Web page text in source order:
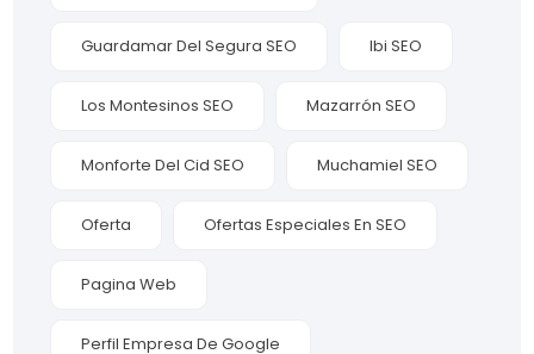
Guardamar Del Segura SEO Ibi SEO
Los Montesinos SEO Mazarrón SEO
Monforte Del Cid SEO Muchamiel SEO
Oferta Ofertas Especiales En SEO
Pagina Web
Perfil Empresa De Google